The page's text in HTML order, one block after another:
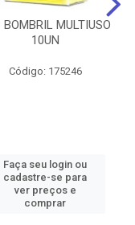
BOMBRIL MULTIUSO
10UN
Código: 175246
Faça seu login ou
cadastre-se para
ver preços e
comprar